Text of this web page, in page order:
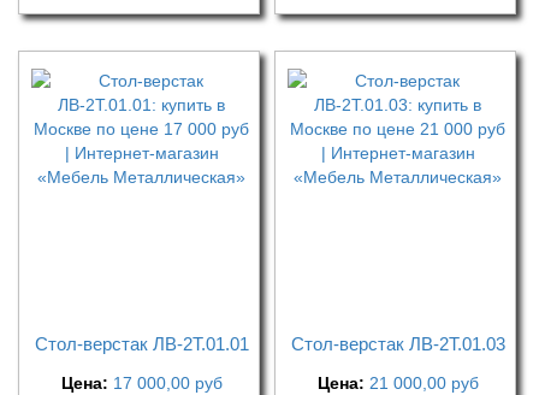
Стол-верстак ЛВ-2Т.01.01
Цена: 17 000,00 руб
Стол-верстак ЛВ-2Т.01.03
Цена: 21 000,00 руб